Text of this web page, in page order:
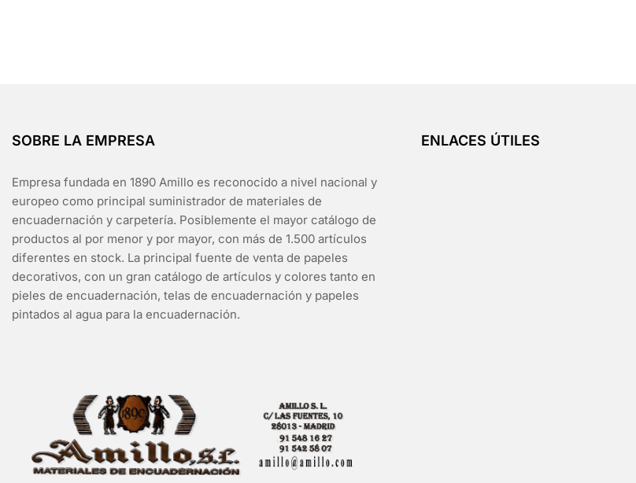
SOBRE LA EMPRESA
Empresa fundada en 1890 Amillo es reconocido a nivel nacional y
europeo como principal suministrador de materiales de
encuadernación y carpetería. Posiblemente el mayor catálogo de
productos al por menor y por mayor, con más de 1.500 artículos
diferentes en stock. La principal fuente de venta de papeles
decorativos, con un gran catálogo de artículos y colores tanto en
pieles de encuadernación, telas de encuadernación y papeles
pintados al agua para la encuadernación.
ENLACES ÚTILES